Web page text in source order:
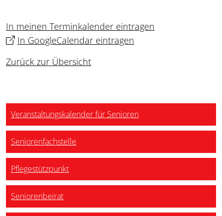
In meinen Terminkalender eintragen
In GoogleCalendar eintragen
Zurück zur Übersicht
Veranstaltungskalender für Senioren
Seniorenfachstelle
Pflegestützpunkt
Seniorenbeirat